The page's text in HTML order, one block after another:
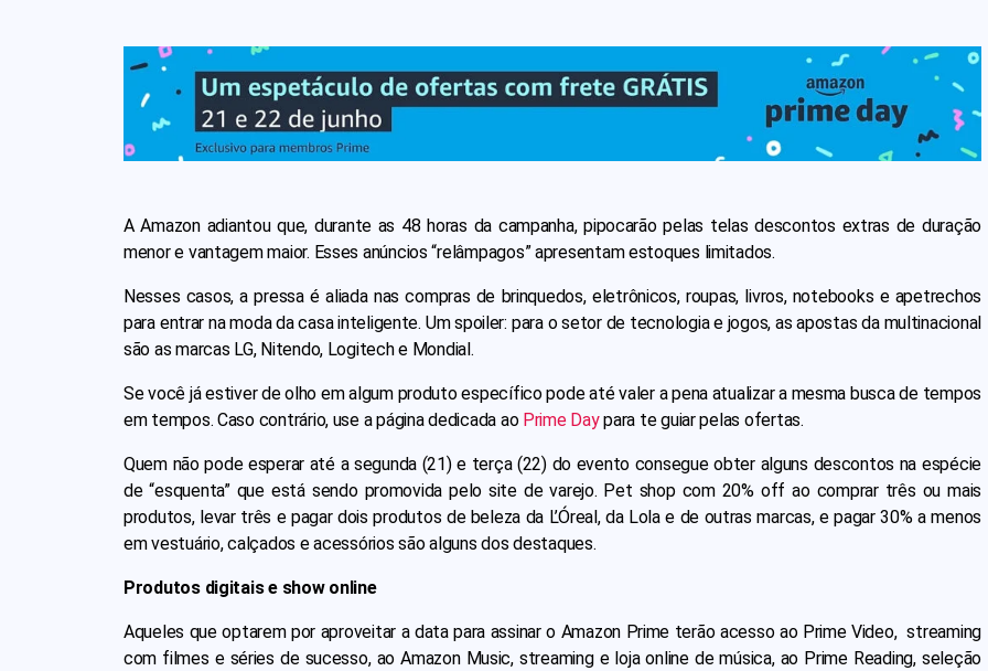
A Amazon adiantou que, durante as 48 horas da campanha, pipocarão pelas telas descontos extras de duração
menor e vantagem maior. Esses anúncios “relâmpagos” apresentam estoques limitados.
Nesses casos, a pressa é aliada nas compras de brinquedos, eletrônicos, roupas, livros, notebooks e apetrechos
para entrar na moda da casa inteligente. Um spoiler: para o setor de tecnologia e jogos, as apostas da multinacional
são as marcas LG, Nitendo, Logitech e Mondial.
Se você já estiver de olho em algum produto específico pode até valer a pena atualizar a mesma busca de tempos
em tempos. Caso contrário, use a página dedicada ao Prime Daypara te guiar pelas ofertas.
Quem não pode esperar até a segunda (21) e terça (22) do evento consegue obter alguns descontos na espécie
de “esquenta” que está sendo promovida pelo site de varejo. Pet shop com 20% off ao comprar três ou mais
produtos, levar três e pagar dois produtos de beleza da L’Óreal, da Lola e de outras marcas, e pagar 30% a menos
em vestuário, calçados e acessórios são alguns dos destaques.
Produtos digitais e show online
Aqueles que optarem por aproveitar a data para assinar o Amazon Prime terão acesso ao Prime Video, streaming
com filmes e séries de sucesso, ao Amazon Music, streaming e loja online de música, ao Prime Reading, seleção